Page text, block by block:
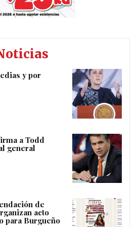
y por
a Todd
general
de
acto
para Burgueño